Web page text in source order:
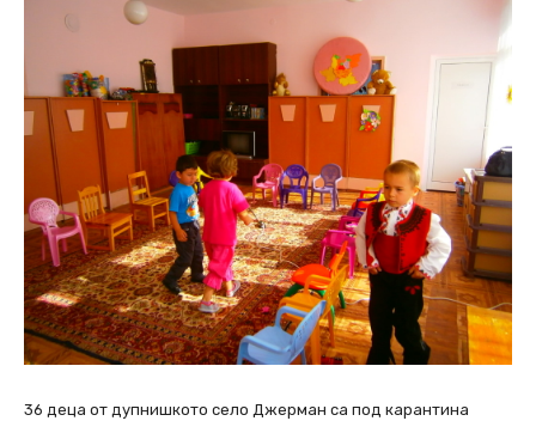
36 деца от дупнишкото село Джерман са под карантина